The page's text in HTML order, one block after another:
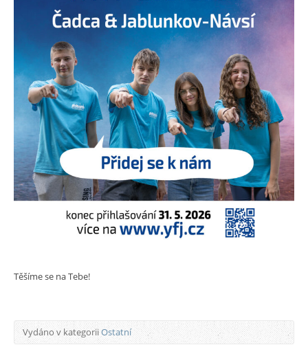
Těšíme se na Tebe!
Vydáno v kategoriiOstatní